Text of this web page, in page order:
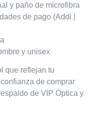
y paño de microfibra
de pago (Addi |
y unisex
que reflejan tu
de comprar
deVIP Óptica y